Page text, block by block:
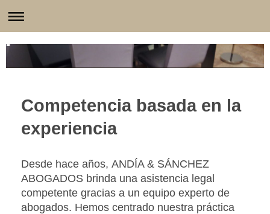
Competencia basada en la
experiencia
Desde hace años, ANDÍA & SÁNCHEZ
ABOGADOS brinda una asistencia legal
competente gracias a un equipo experto de
abogados. Hemos centrado nuestra práctica